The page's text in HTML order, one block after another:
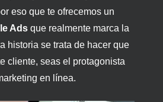
eso que te ofrecemos un
Ads que realmente marca la
historia se trata de hacer que
cliente, seas el protagonista
en línea.